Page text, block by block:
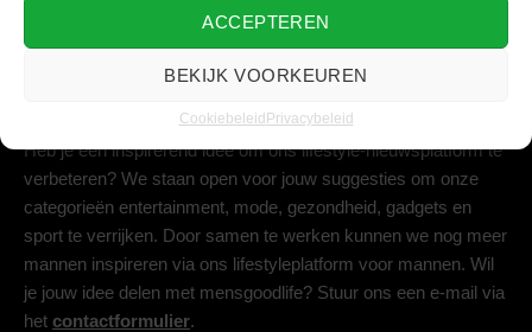
ACCEPTEREN
BEKIJK VOORKEUREN
Cookiebeleid Privacybeleid
Heb je een inspirerend idee om ons lifestyle-nieuwsplatform te
verbeteren? We staan open voor jouw suggesties om onze
categorieën entertainment, mode, gezondheid, gadgets en
sport te verrijken. Door samen te werken kunnen we nog meer
mannen inspireren via ons lifestyleplatform voor mannen. Wil
je jouw idee delen met mensgoodlife? Stuur ons een e-mail via
het contactformulier.